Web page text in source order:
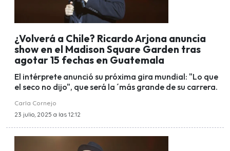
¿Volverá a Chile? Ricardo Arjona anuncia
show en el Madison Square Garden tras
agotar 15 fechas en Guatemala
El intérprete anunció su próxima gira mundial: "Lo que
el seco no dijo", que será la ´más grande de su carrera.
Carla Cornejo
23 julio, 2025 a las 12:12